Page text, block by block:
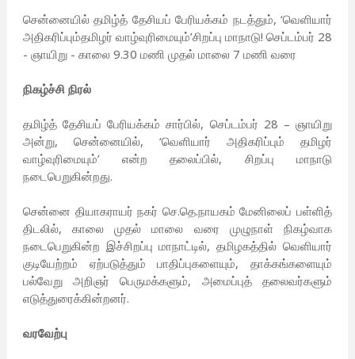
சென்னையில் தமிழ்த் தேசியப் பேரியக்கம் நடத்தும், ‘வெளியார்
அதிகரிப்பும்தமிழர் வாழ்வுரிமையும்’சிறப்பு மாநாடு! செப்டம்பர் 28
- ஞாயிறு - காலை 9.30 மணி முதல் மாலை 7 மணி வரை
நிகழ்ச்சி நிரல்
தமிழ்த் தேசியப் பேரியக்கம் சார்பில், செப்டம்பர் 28 – ஞாயிறு
அன்று, சென்னையில், ‘வெளியார் அதிகரிப்பும் தமிழர்
வாழ்வுரிமையும்’ என்ற தலைப்பில், சிறப்பு மாநாடு
நடைபெறுகின்றது.
சென்னை தியாகராயர் நகர் செ.தெ.நாயகம் மேனிலைப் பள்ளித்
திடலில், காலை முதல் மாலை வரை முழுநாள் நிகழ்வாக
நடைபெறுகின்ற இச்சிறப்பு மாநாட்டில், தமிழகத்தில் வெளியார்
குடியேற்றம் ஏற்படுத்தும் பாதிப்புகளையும், தாக்கங்களையும்
பல்வேறு அறிஞர் பெருமக்களும், அமைப்புத் தலைவர்களும்
எடுத்துரைக்கின்றனர்.
வரவேற்பு